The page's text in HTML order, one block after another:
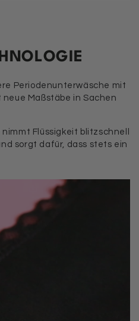
Periodenunterwäsche mit
neue Maßstäbe in Sachen
Flüssigkeit blitzschnell
sorgt dafür, dass stets ein